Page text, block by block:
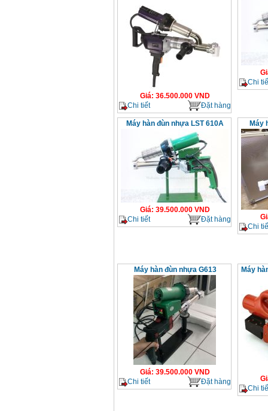
Giá: 36.500.000 VND
Chi tiết
Đặt hàng
Chi
Máy hàn đùn nhựa LST 610A
Giá: 39.500.000 VND
Chi tiết
Đặt hàng
Máy
Chi
Máy hàn đùn nhựa G613
Giá: 39.500.000 VND
Chi tiết
Đặt hàng
Máy
Chi